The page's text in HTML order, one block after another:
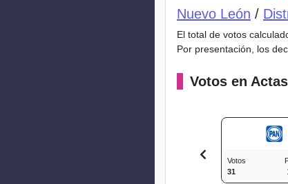
Nuevo León /
El total de votos
Por presentación, los
Votos en
Votos
31